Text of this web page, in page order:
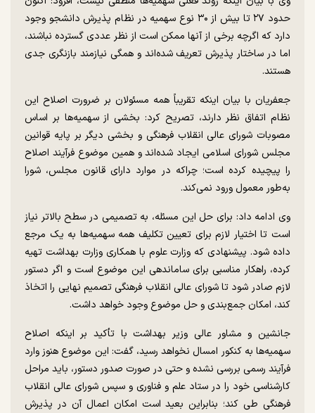
حدود ۲۷ تا بیش از ۳۰ نوع سهمیه در نظام پذیرش دانشجو وجود
دارد که اگرچه برخی از آنها ممکن است از نظر عددی گسترده نباشند،
اما در ساختار پذیرش تعریف شده‌اند و همگی نیازمند بازنگری جدی
هستند.
جعفریان با بیان اینکه تقریباً همه مسئولان بر ضرورت اصلاح این
نظام اتفاق نظر دارند، تصریح کرد: بخشی از سهمیه‌ها بر اساس
مصوبات شورای عالی انقلاب فرهنگی و بخشی دیگر بر پایه قوانین
مجلس شورای اسلامی ایجاد شده‌اند و همین موضوع فرآیند اصلاح
را پیچیده کرده است؛ چراکه در موارد دارای قانون مجلس، شورا
به‌طور معمول ورود نمی‌کند.
وی ادامه داد: برای حل این مسئله، به تصمیمی در سطح بالاتر نیاز
است تا اختیار لازم برای تعیین تکلیف همه سهمیه‌ها به یک مرجع
داده شود. پیشنهادی که وزارت علوم با همکاری وزارت بهداشت تهیه
کرده، راهکار مناسبی برای ساماندهی این موضوع است و اگر دستور
لازم صادر شود تا شورای عالی انقلاب فرهنگی تصمیم نهایی را اتخاذ
کند، امکان جمع‌بندی و حل موضوع وجود خواهد داشت.
جانشین و مشاور عالی وزیر بهداشت با تأکید بر اینکه اصلاح
سهمیه‌ها به کنکور امسال نخواهد رسید، گفت: این موضوع هنوز وارد
فرآیند رسمی بررسی نشده و حتی در صورت صدور دستور، باید مراحل
کارشناسی خود را در ستاد علم و فناوری و سپس شورای عالی انقلاب
فرهنگی طی کند؛ بنابراین بعید است امکان اعمال آن در پذیرش